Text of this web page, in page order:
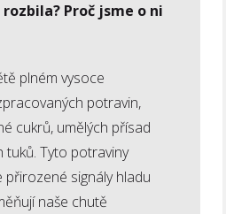
Proč jsme o ni
plném vysoce
potravin,
cukrů, umělých přísad
tuků. Tyto potraviny
přirozené signály hladu
naše chutě